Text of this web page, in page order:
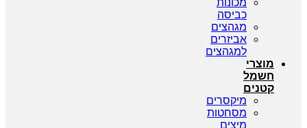
מכונות
כביסה
מגהצים
אביזרים
למגהצים
מוצרי
חשמל
קטנים
מיקסרים
מסחטות
מיצים